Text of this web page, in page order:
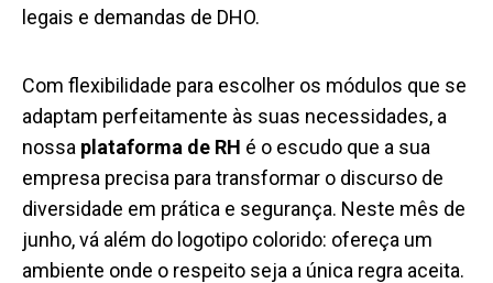
legais e demandas de DHO.
Com flexibilidade para escolher os módulos que se
adaptam perfeitamente às suas necessidades, a
nossa plataforma de RH é o escudo que a sua
empresa precisa para transformar o discurso de
diversidade em prática e segurança. Neste mês de
junho, vá além do logotipo colorido: ofereça um
ambiente onde o respeito seja a única regra aceita.